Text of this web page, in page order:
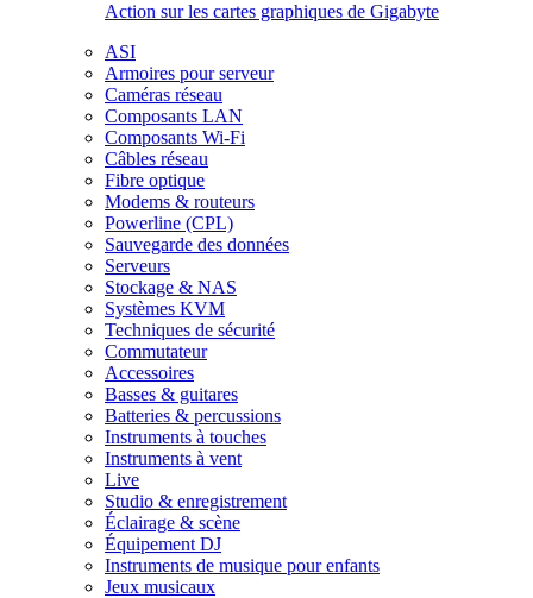
Action sur les cartes graphiques de Gigabyte
ASI
Armoires pour serveur
Caméras réseau
Composants LAN
Composants Wi-Fi
Câbles réseau
Fibre optique
Modems & routeurs
Powerline (CPL)
Sauvegarde des données
Serveurs
Stockage & NAS
Systèmes KVM
Techniques de sécurité
Commutateur
Accessoires
Basses & guitares
Batteries & percussions
Instruments à touches
Instruments à vent
Live
Studio & enregistrement
Éclairage & scène
Équipement DJ
Instruments de musique pour enfants
Jeux musicaux